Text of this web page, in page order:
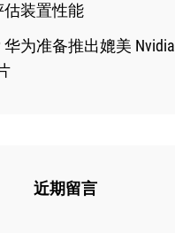
装置性能
为准备推出媲美 Nvidia
近期留言